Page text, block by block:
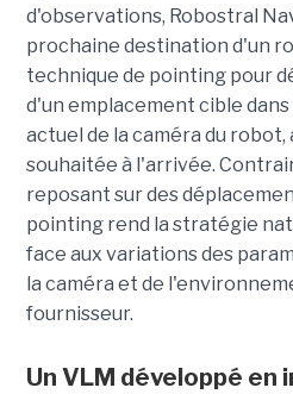
d'observations, Robostral
prochaine destination d'un
technique de pointing pour
d'un emplacement cible
actuel de la caméra du
souhaitée à l'arrivée.
reposant sur des
pointing rend la stratégie
face aux variations des
la caméra et de
fournisseur.
Un VLM développé en